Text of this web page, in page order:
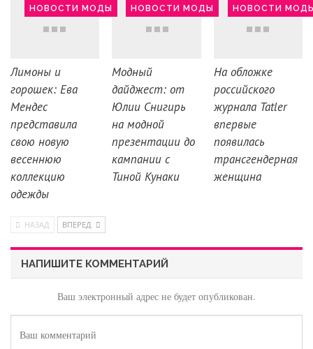
НОВОСТИ МОДЫ
Лимоны и
горошек: Ева
Мендес
представила
свою новую
весеннюю
коллекцию
одежды
НОВОСТИ МОДЫ
Модный
дайджест: от
Юлии Снигирь
на модной
презентации до
кампании с
Тиной Кунаки
НОВОСТИ
На обложке
российского
журнала Tatler
впервые
появилась
трансгендерная
женщина
НАЗАД ВПЕРЕД
НАПИШИТЕ КОММЕНТАРИЙ
Ваш электронный адрес не будет опубликован.